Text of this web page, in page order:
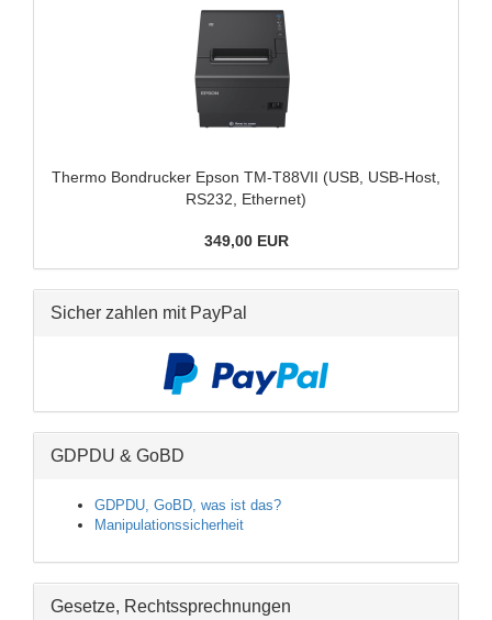
Ther­mo Bon­dru­cker Epson TM-​T88VII (USB, USB-​Host,
RS232, Ether­net)
349,00 EUR
Sicher zahlen mit PayPal
GDPDU & GoBD
GDPDU, GoBD, was ist das?
Manipulationssicherheit
Gesetze, Rechtssprechnungen